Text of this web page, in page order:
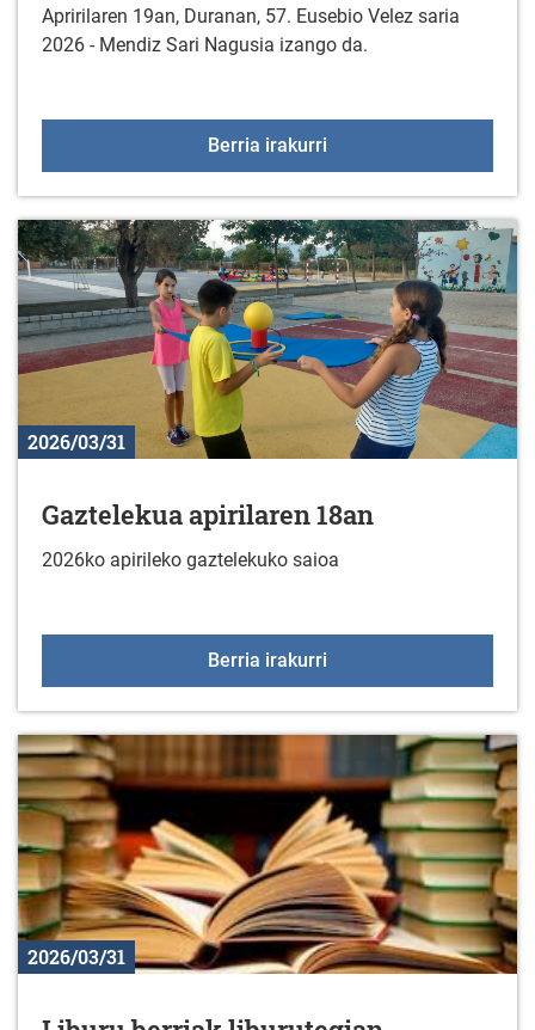
Apririlaren 19an, Duranan, 57. Eusebio Velez saria
2026 - Mendiz Sari Nagusia izango da.
Berria irakurri
2026/03/31
Gaztelekua apirilaren 18an
2026ko apirileko gaztelekuko saioa
Berria irakurri
2026/03/31